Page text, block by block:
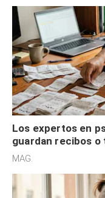
Los expertos en
guardan recibos o
son
MAG.